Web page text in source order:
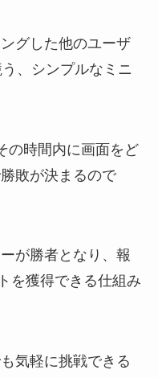
グした他のユーザ
、シンプルなミニ
の時間内に画面をど
敗が決まるので
が勝者となり、報
を獲得できる仕組み
気軽に挑戦できる